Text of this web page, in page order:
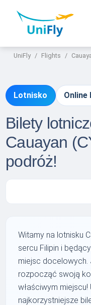
UniFly Flights
Lotnisko Online
Bilety
Cauayan
podróż!
Witamy na lotnisku
sercu Filipin i
miejsc docelowych.
rozpocząć swoją
właściwym
najkorzystniejsze